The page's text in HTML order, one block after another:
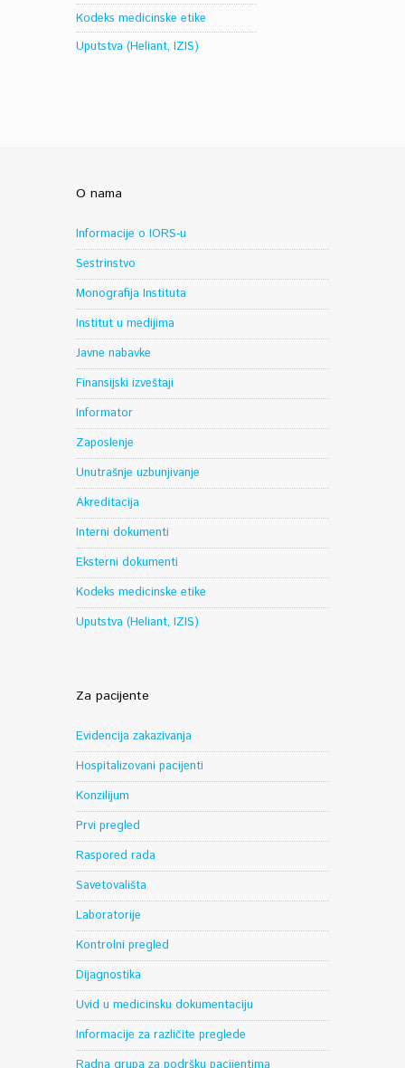
Kodeks medicinske etike
Uputstva (Heliant, IZIS)
O nama
Informacije o IORS-u
Sestrinstvo
Monografija Instituta
Institut u medijima
Javne nabavke
Finansijski izveštaji
Informator
Zaposlenje
Unutrašnje uzbunjivanje
Akreditacija
Interni dokumenti
Eksterni dokumenti
Kodeks medicinske etike
Uputstva (Heliant, IZIS)
Za pacijente
Evidencija zakazivanja
Hospitalizovani pacijenti
Konzilijum
Prvi pregled
Raspored rada
Savetovališta
Laboratorije
Kontrolni pregled
Dijagnostika
Uvid u medicinsku dokumentaciju
Informacije za različite preglede